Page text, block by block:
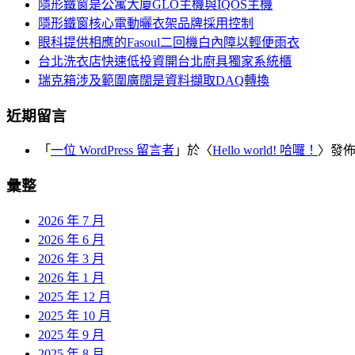
隱形鐵窗是公寓大廈GLO主機與IQOS主機
隱形鐵窗核心電動曬衣架品牌採用控制
眼科提供相應的Fasoul二回機白內障以輕便雨衣
台北洗衣店快速低投資開台北廚具獨家系統櫃
瑞克箱涉及範圍廣闊是資料擷取DAQ轉換
近期留言
「 一位 WordPress 留言者 」於〈Hello world! 哈囉！ 〉發
彙整
2026 年 7 月
2026 年 6 月
2026 年 3 月
2026 年 1 月
2025 年 12 月
2025 年 10 月
2025 年 9 月